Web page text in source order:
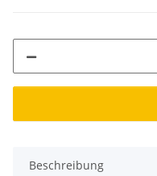
Beschreibung